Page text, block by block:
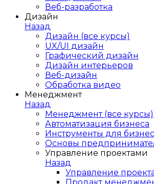
Веб-разработка
Дизайн
Назад
Дизайн (все курсы)
UX/UI дизайн
Графический дизайн
Дизайн интерьеров
Веб-дизайн
Обработка видео
Менеджмент
Назад
Менеджмент (все курсы)
Автоматизация бизнеса
Инструменты для
Основы
Управление проектами
Назад
Управление